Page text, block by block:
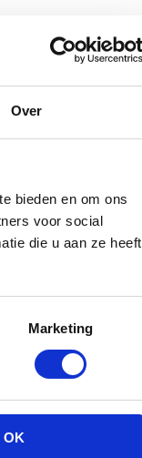
Over
bieden en om ons
voor social
die u aan ze heeft
Marketing
OK